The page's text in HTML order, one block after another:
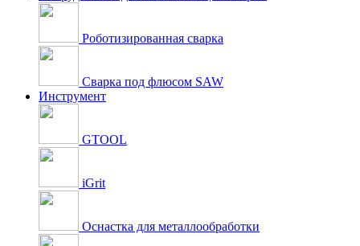
Роботизированная сварка
Сварка под флюсом SAW
Инструмент
GTOOL
iGrit
Оснастка для металлообработки